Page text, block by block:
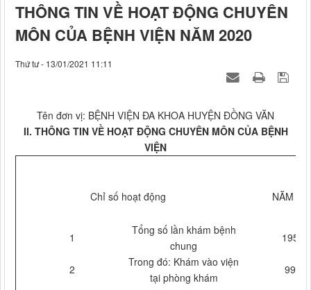
THÔNG TIN VỀ HOẠT ĐỘNG CHUYÊN
MÔN CỦA BỆNH VIỆN NĂM 2020
Thứ tư - 13/01/2021 11:11
Tên đơn vị: BỆNH VIỆN ĐA KHOA HUYỆN ĐỒNG VĂN
II. THÔNG TIN VỀ HOẠT ĐỘNG CHUYÊN MÔN CỦA BỆNH
VIỆN
Chỉ số hoạt động NĂM
1
Tổng số lần khám bệnh
chung
19538
2
Trong đó: Khám vào viện
tại phòng khám
9949